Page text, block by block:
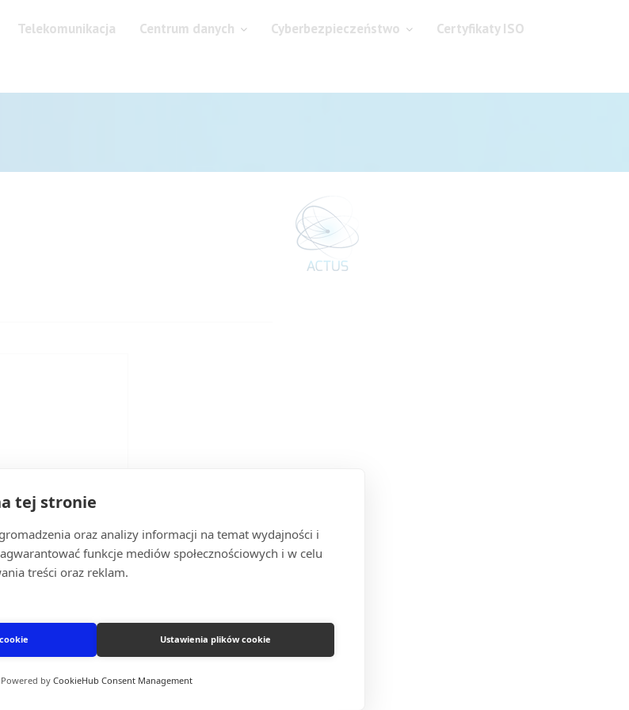
Telekomunikacja Centrum danych Cyberbezpieczeństwo Certyfikaty ISO
tej stronie
oraz analizy informacji na temat wydajności i
funkcje mediów społecznościowych i w celu
treści oraz reklam.
Ustawienia plików cookie
Powered by CookieHub Consent Management